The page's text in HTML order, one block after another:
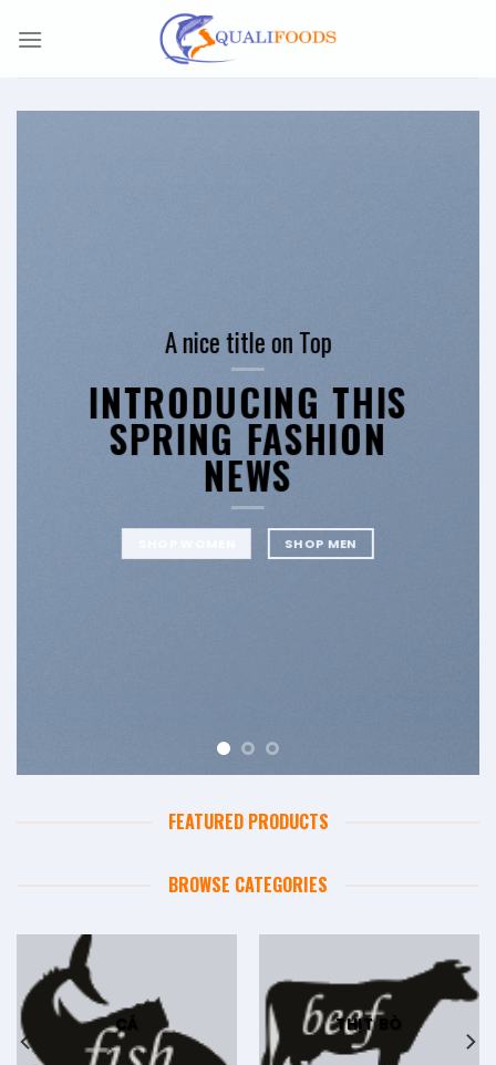
A nice title on Top
INTRODUCING THIS
SPRING FASHION
NEWS
SHOP MEN
FEATURED PRODUCTS
BROWSE CATEGORIES
CÁ THỊT BÒ